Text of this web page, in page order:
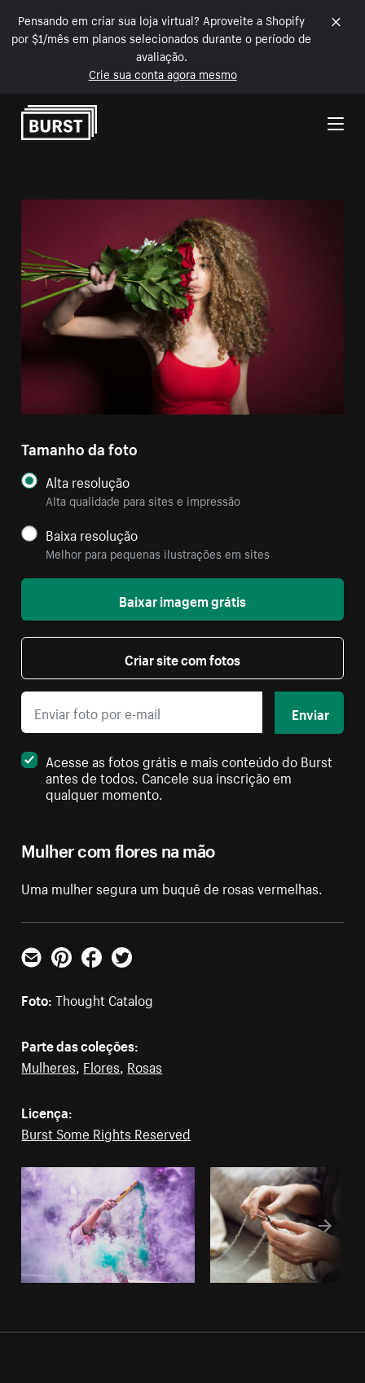
Pensando em criar sua loja virtual? Aproveite a Shopify
por $1/mês em planos selecionados durante o período de
avaliação.
Crie sua conta agora mesmo
Pular para o conteúdo
Mulher com flores na mão
Uma mulher segura um buquê de rosas vermelhas.
Tamanho da foto
Alta resolução
Alta qualidade para sites e impressão
Baixa resolução
Melhor para pequenas ilustrações em sites
Baixar imagem grátis
Criar site com fotos
Enviar
Acesse as fotos grátis e mais conteúdo do Burst
antes de todos. Cancele sua inscrição em
qualquer momento.
E-mailPinterestFacebookTwitter
Foto:Thought Catalog
Parte das coleções:
Mulheres, Flores, Rosas
Licença:
Burst Some Rights Reserved